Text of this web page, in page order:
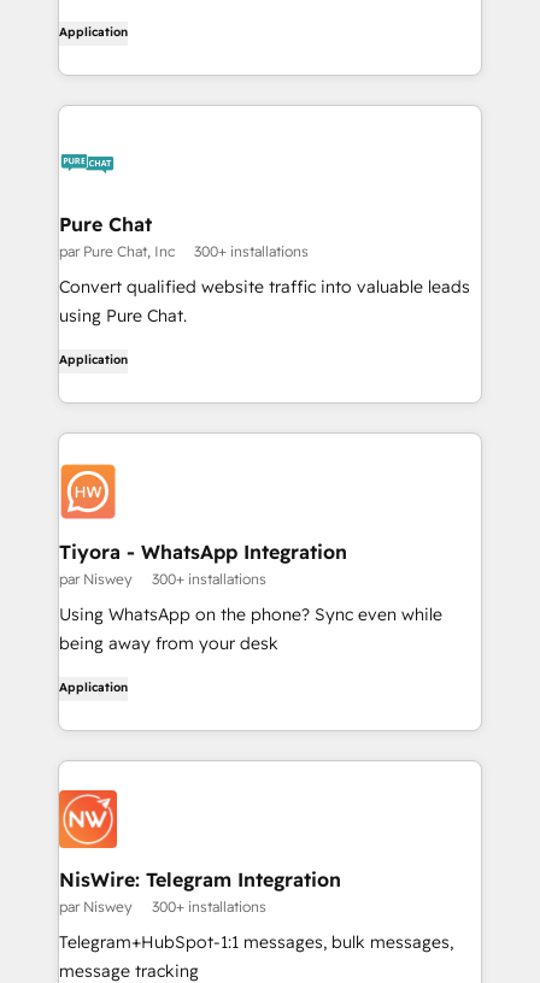
Application
Pure Chat
par Pure Chat, Inc 300+ installations
Convert qualified website traffic into valuable leads
using Pure Chat.
Application
Tiyora - WhatsApp Integration
par Niswey 300+ installations
Using WhatsApp on the phone? Sync even while
being away from your desk
Application
NisWire: Telegram Integration
par Niswey 300+ installations
Telegram+HubSpot-1:1 messages, bulk messages,
message tracking